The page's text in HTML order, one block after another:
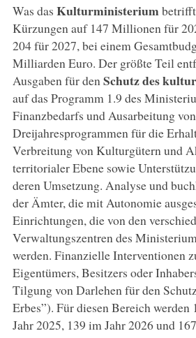
Was das Kulturministerium
Kürzungen auf 147 Millionen für
204 für 2027, bei einem
Milliarden Euro. Der größte Teil
Ausgaben für den Schutz des
auf das Programm 1.9 des
Finanzbedarfs und Ausarbeitung
Dreijahresprogrammen für die
Verbreitung von Kulturgütern und
territorialer Ebene sowie
deren Umsetzung. Analyse und
der Ämter, die mit Autonomie
Einrichtungen, die von den
Verwaltungszentren des
werden. Finanzielle Interventionen
Eigentümers, Besitzers oder
Tilgung von Darlehen für den
Erbes”). Für diesen Bereich
Jahr 2025, 139 im Jahr 2026 und